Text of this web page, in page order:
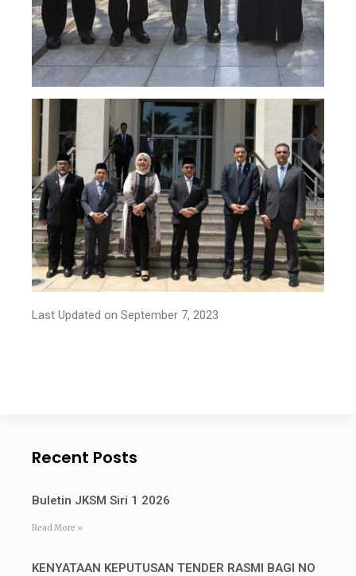
Last Updated on September 7, 2023
Recent Posts
Buletin JKSM Siri 1 2026
Read More »
KENYATAAN KEPUTUSAN TENDER RASMI BAGI NO